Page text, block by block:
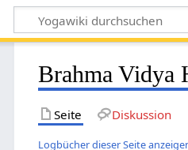
Brahma Vidya
Seite Diskussion
Logbücher dieser Seite